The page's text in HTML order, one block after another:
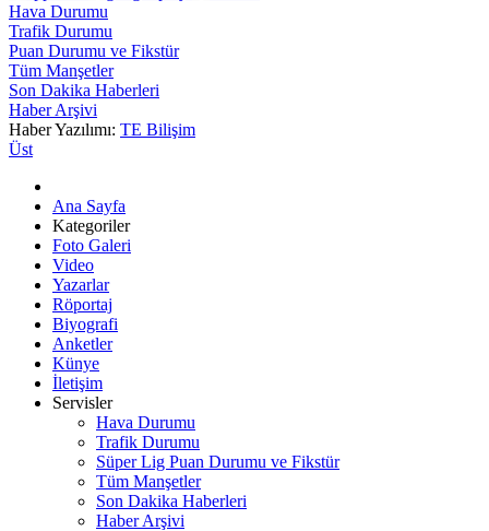
Hava Durumu
Trafik Durumu
Puan Durumu ve Fikstür
Tüm Manşetler
Son Dakika Haberleri
Haber Arşivi
Haber Yazılımı: TE Bilişim
Üst
Ana Sayfa
Kategoriler
Foto Galeri
Video
Yazarlar
Röportaj
Biyografi
Anketler
Künye
İletişim
Servisler
Hava Durumu
Trafik Durumu
Süper Lig Puan Durumu ve Fikstür
Tüm Manşetler
Son Dakika Haberleri
Haber Arşivi